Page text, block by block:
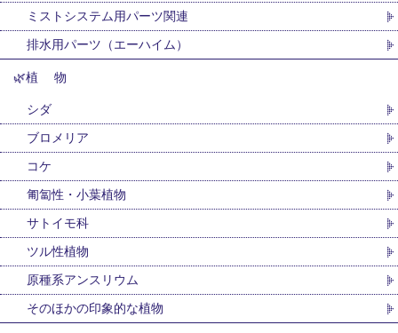
ミストシステム用パーツ関連
排水用パーツ（エーハイム）
🌿植 物
シダ
ブロメリア
コケ
匍匐性・小葉植物
サトイモ科
ツル性植物
原種系アンスリウム
そのほかの印象的な植物